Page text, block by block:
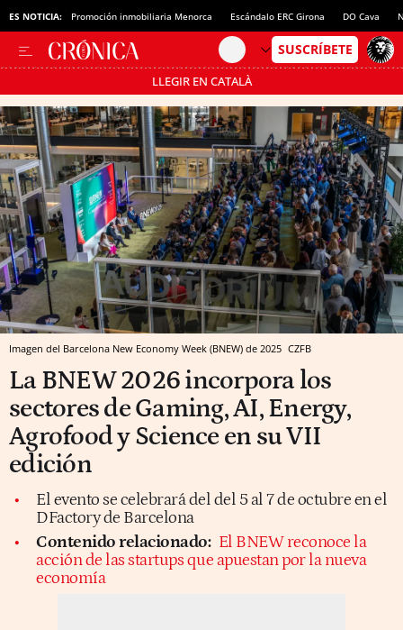
ES NOTICIA: Promoción inmobiliaria Menorca Escándalo ERC Girona DO Cava
LLEGIR EN CATALÀ
Pásate al MODO AHORRO
Imagen del Barcelona New Economy Week (BNEW) de 2025 CZFB
La BNEW 2026 incorpora los
sectores de Gaming, AI, Energy,
Agrofood y Science en su VII
edición
El evento se celebrará del del 5 al 7 de octubre en el
DFactory de Barcelona
Contenido relacionado: El BNEW reconoce la
acción de las startups que apuestan por la nueva
economía